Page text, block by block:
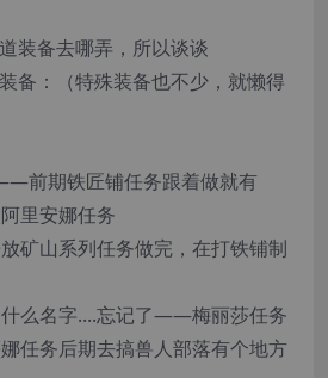
装备去哪弄，所以谈谈
备：（特殊装备也不少，就懒得
前期铁匠铺任务跟着做就有
里安娜任务
矿山系列任务做完，在打铁铺制
么名字....忘记了——梅丽莎任务
任务后期去搞兽人部落有个地方